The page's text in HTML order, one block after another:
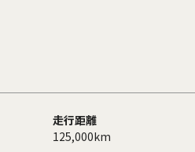
走行距離
125,000km